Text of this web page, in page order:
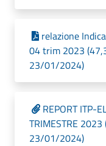
relazione
04 trim 2023
23/01/2024)
REPORT ITP-
TRIMESTRE
23/01/2024)